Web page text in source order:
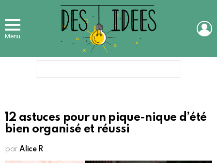
Menu
12 astuces pour un pique-nique d’été
bien organisé et réussi
par Alice R